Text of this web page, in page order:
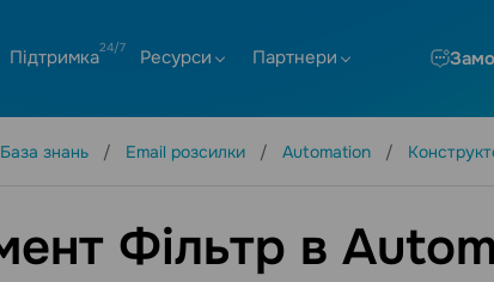
Підтримка Ресурси Партнери
База знань Email розсилки Automation
Фільтр в